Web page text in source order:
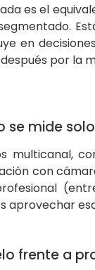
es el
en
por la
se mide
multicanal,
con
aprovechar
frente a